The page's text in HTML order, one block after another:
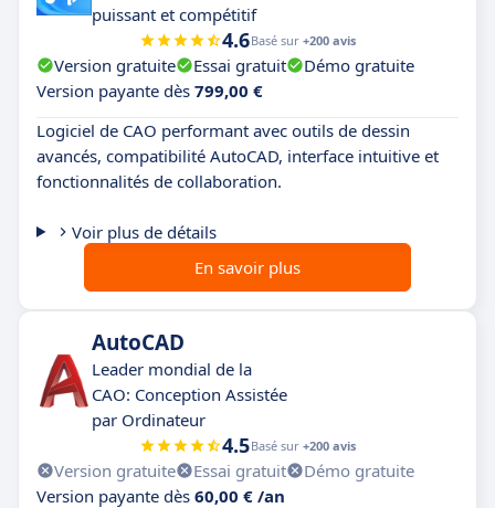
puissant et compétitif
4.6Basé sur +200 avis
Version gratuite Essai gratuit
Démo gratuite
Version payante dès 799,00 €
Logiciel de CAO performant avec outils de dessin
avancés, compatibilité AutoCAD, interface intuitive et
fonctionnalités de collaboration.
Voir plus de détails
En savoir plus
AutoCAD
Leader mondial de la
CAO: Conception Assistée
par Ordinateur
4.5Basé sur +200 avis
Version gratuite Essai gratuit
Démo gratuite
Version payante dès 60,00 € /an